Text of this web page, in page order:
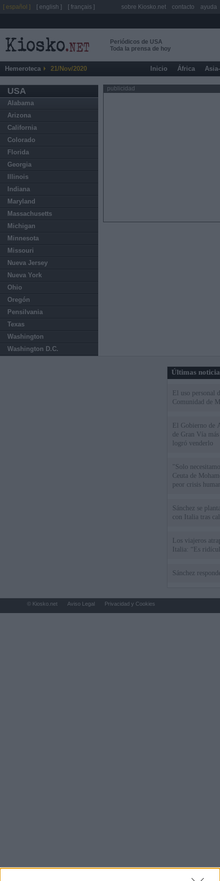
Periódicos de USA
Toda la prensa de hoy
Hemeroteca 21/Nov/2020 Inicio África
USA
Alabama
Arizona
California
Colorado
Florida
Georgia
Illinois
Indiana
Maryland
Massachusetts
Michigan
Minnesota
Missouri
Nueva Jersey
Nueva York
Ohio
Oregón
Pensilvania
Texas
Washington
Washington D.C.
publicidad
Últimas
El uso personal
Comunidad de
El Gobierno de
de Gran Vía
logró venderlo
"Solo
Ceuta de
peor crisis
Sánchez se
con Italia tras
Los viajeros
Italia: “Es
Sánchez
[ español ] [ english ] [ français ] sobre Kiosko.net contacto ayuda
© Kiosko.net Aviso Legal Privacidad y Cookies